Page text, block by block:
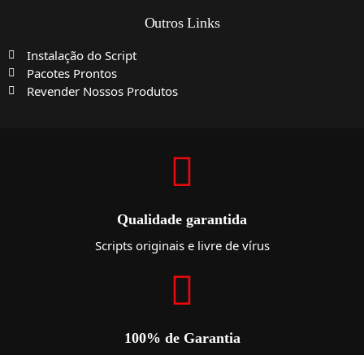
Outros Links
Instalação do Script
Pacotes Prontos
Revender Nossos Produtos
Qualidade garantida
Scripts originais e livre de vírus
100% de Garantia